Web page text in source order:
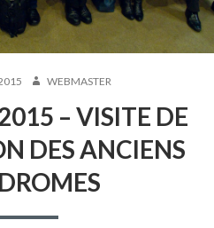
AUTEUR
WEBMASTER
– VISITE DE
DES ANCIENS